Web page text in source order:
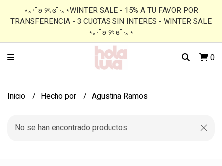
⋆｡‧˚ʚ ୨ৎ ɞ˚‧｡⋆WINTER SALE - 15% A TU FAVOR POR
TRANSFERENCIA - 3 CUOTAS SIN INTERES - WINTER SALE
⋆｡‧˚ʚ ୨ৎ ɞ˚‧｡⋆
0
Inicio Hecho por Agustina Ramos
No se han encontrado productos